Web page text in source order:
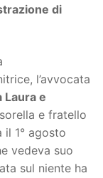
di
l’avvocata
Laura e
e fratello
1° agosto
vedeva suo
sul niente ha